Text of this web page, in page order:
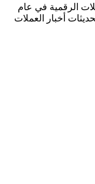
الرقمية في عام
أخبار العملات